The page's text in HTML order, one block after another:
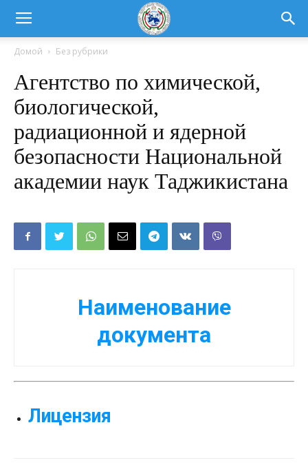
Домой Без рубрики
Агентство по химической,
биологической,
радиационной и ядерной
безопасности Национальной
академии наук Таджикистана
Наименование
документа
Лицензия